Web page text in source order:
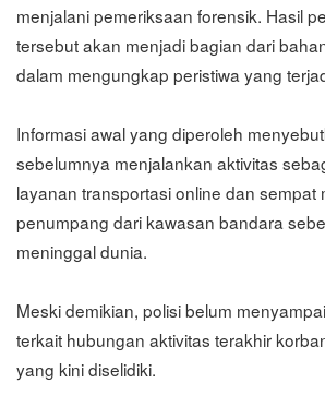
menjalani pemeriksaan forensik. Hasil
tersebut akan menjadi bagian dari
dalam mengungkap peristiwa yang
Informasi awal yang diperoleh
sebelumnya menjalankan aktivitas
layanan transportasi online dan sempat
penumpang dari kawasan bandara
meninggal dunia.
Meski demikian, polisi belum
terkait hubungan aktivitas terakhir
yang kini diselidiki.